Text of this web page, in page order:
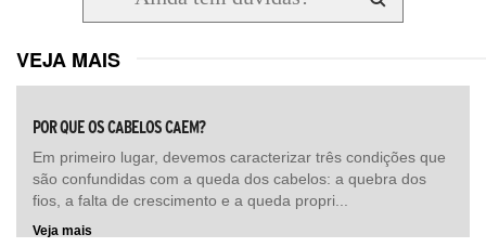
VEJA MAIS
POR QUE OS CABELOS CAEM?
Em primeiro lugar, devemos caracterizar três condições que
são confundidas com a queda dos cabelos: a quebra dos
fios, a falta de crescimento e a queda propri...
Veja mais